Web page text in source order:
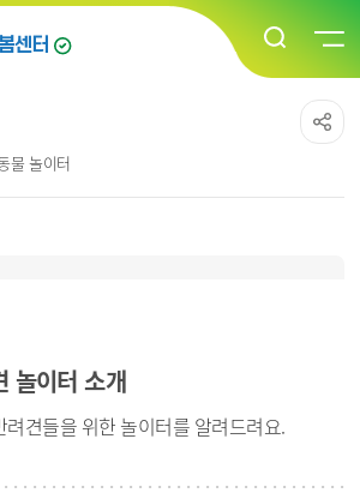
센터
물 놀이터
놀이터 소개
견들을 위한 놀이터를 알려드려요.